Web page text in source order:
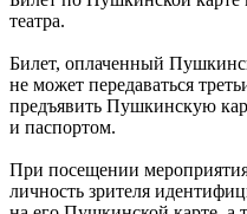
театра.
Билет, оплаченный
не может передаваться
предъявить Пушкинскую
и паспортом.
При посещении
личность зрителя